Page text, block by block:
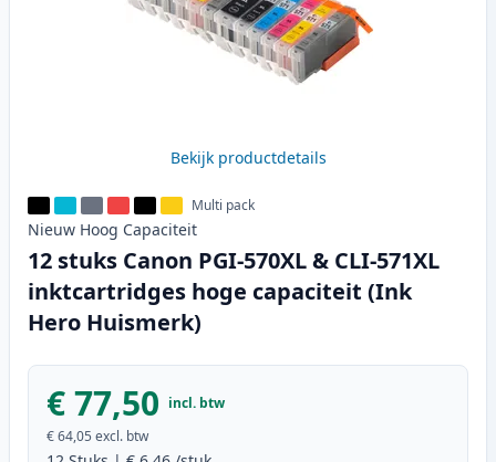
Bekijk productdetails
Multi pack
Nieuw Hoog Capaciteit
12 stuks Canon PGI-570XL & CLI-571XL
inktcartridges hoge capaciteit (Ink
Hero Huismerk)
€ 77,50 incl. btw
€ 64,05 excl. btw